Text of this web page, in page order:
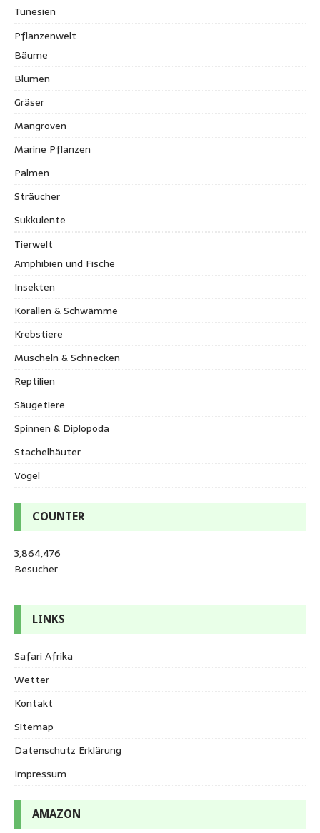
Tunesien
Pflanzenwelt
Bäume
Blumen
Gräser
Mangroven
Marine Pflanzen
Palmen
Sträucher
Sukkulente
Tierwelt
Amphibien und Fische
Insekten
Korallen & Schwämme
Krebstiere
Muscheln & Schnecken
Reptilien
Säugetiere
Spinnen & Diplopoda
Stachelhäuter
Vögel
COUNTER
3,864,476
Besucher
LINKS
Safari Afrika
Wetter
Kontakt
Sitemap
Datenschutz Erklärung
Impressum
AMAZON